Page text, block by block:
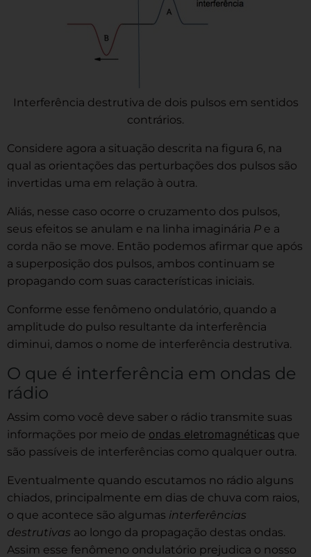
Interferência destrutiva de dois pulsos em sentidos
contrários.
Considere agora a situação descrita na figura 6, na
qual as orientações das perturbações dos pulsos são
invertidas uma em relação à outra.
Aliás, nesse caso ocorre o cruzamento dos pulsos,
seus efeitos se anulam e na linha imaginária P e a
corda não se move. Então podemos afirmar que após
a superposição dos pulsos, ambos continuam se
propagando com suas características iniciais.
Conforme esse fenômeno ondulatório, quando a
amplitude do pulso resultante da interferência
diminui, damos o nome de interferência destrutiva.
O que é interferência em ondas de
rádio
Assim como você deve saber o rádio transmite suas
informações por meio de ondas eletromagnéticas que
são passíveis de interferências como qualquer outra.
Eventualmente quando escutamos no rádio alguns
chiados, principalmente em dias de chuva com raios,
o que acontece são algumas interferências
destrutivas ao longo da propagação destas ondas.
Assim esse fenômeno ondulatório prejudica o nosso